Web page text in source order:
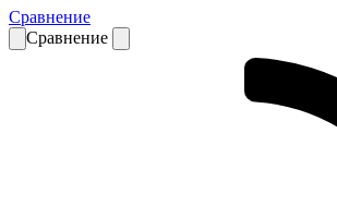
Сравнение
Сравнение